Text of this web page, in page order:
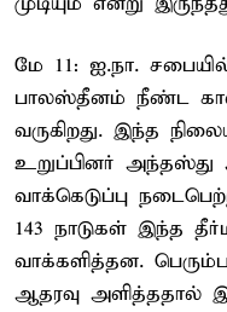
மே 11: ஐ.நா.
பாலஸ்தீனம் நீண்ட
வருகிறது. இந்த
உறுப்பினர் அந்தஸ்து
வாக்கெடுப்பு
143 நாடுகள் இந்த
வாக்களித்தன.
ஆதரவு அளித்ததால்